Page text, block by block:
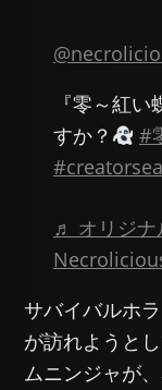
『零～紅
すか？
#
♬ オリジナ
サバイバルホ
が訪れようと
ムニンジャが